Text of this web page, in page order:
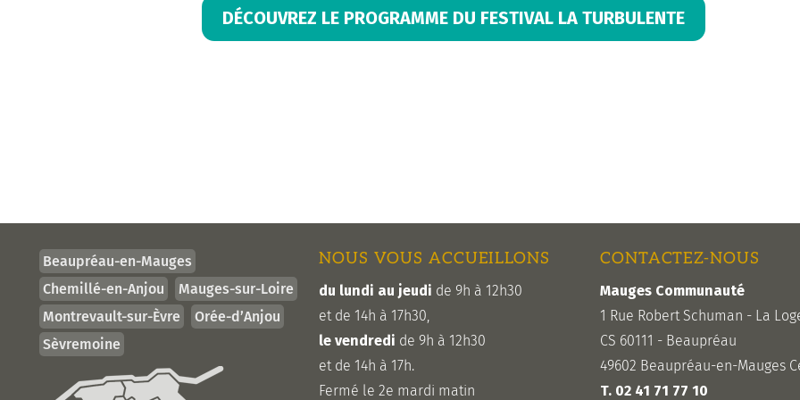
DÉCOUVREZ LE PROGRAMME DU FESTIVAL LA TURBULENTE
Beaupréau-en-Mauges
Chemillé-en-Anjou
Mauges-sur-Loire
Montrevault-sur-Èvre
Orée-d’Anjou
Sèvremoine
NOUS VOUS ACCUEILLONS
du lundi au jeudi de 9h à 12h30
et de 14h à 17h30,
le vendredi de 9h à 12h30
et de 14h à 17h.
Fermé le 2e mardi matin
CONTACTEZ-NOUS
Mauges Communauté
1 Rue Robert Schuman - La
CS 60111 - Beaupréau
49602 Beaupréau-en-Mauges
T. 02 41 71 77 10